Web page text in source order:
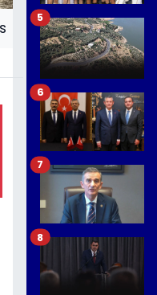
5
6
7
8